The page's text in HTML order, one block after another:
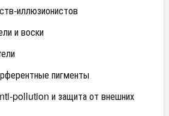
иллюзионистов
и воски
пигменты
pollution и защита от внешних